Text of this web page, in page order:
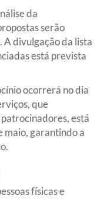
da
serão
A divulgação da lista
está prevista
ocorrerá no dia
que
está
maio, garantindo a
físicas e